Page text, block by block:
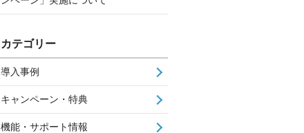
カテゴリー
導入事例
キャンペーン・特典
機能・サポート情報